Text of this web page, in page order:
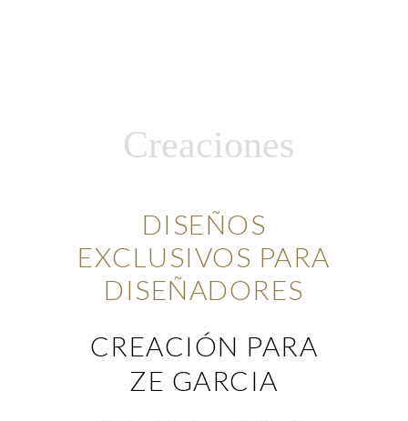
Creaciones
DISEÑOS
EXCLUSIVOS PARA
DISEÑADORES
CREACIÓN PARA
ZE GARCIA